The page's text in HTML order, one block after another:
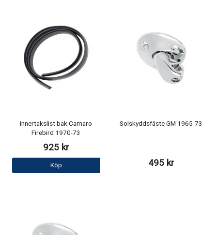
Innertakslist bak Camaro
Firebird 1970-73
925 kr
Köp
Solskyddsfäste GM 1965-73
495 kr